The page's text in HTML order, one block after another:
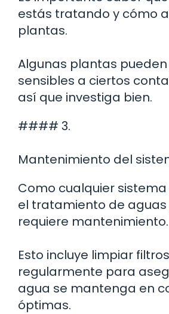
estás tratando y cómo
plantas.
Algunas plantas
sensibles a ciertos
así que investiga bien.
#### 3.
Mantenimiento del
Como cualquier
el tratamiento de aguas
requiere mantenimiento.
Esto incluye limpiar
regularmente para
agua se mantenga en
óptimas.